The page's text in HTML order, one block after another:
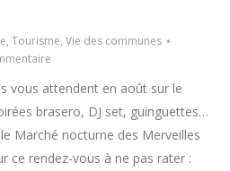
, Tourisme, Vie des communes
vous attendent en août sur le
brasero, DJ set, guinguettes…
Marché nocturne des Merveilles
ce rendez-vous à ne pas rater :